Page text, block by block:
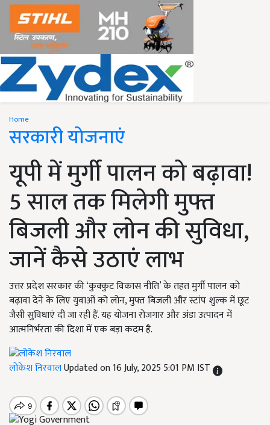
Home
सरकारी योजनाएं
यूपी में मुर्गी पालन को बढ़ावा!
5 साल तक मिलेगी मुफ्त
बिजली और लोन की सुविधा,
जानें कैसे उठाएं लाभ
उत्तर प्रदेश सरकार की ‘कुक्कुट विकास नीति’ के तहत मुर्गी पालन को
बढ़ावा देने के लिए युवाओं को लोन, मुफ्त बिजली और स्टांप शुल्क में छूट
जैसी सुविधाएं दी जा रही हैं. यह योजना रोजगार और अंडा उत्पादन में
आत्मनिर्भरता की दिशा में एक बड़ा कदम है.
लोकेश निरवालUpdated on 16 July, 2025 5:01 PM IST